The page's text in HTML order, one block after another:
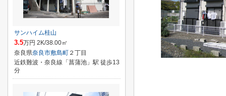
サンハイム桂山
3.5万円 2K/38.00㎡
奈良県奈良市敷島町 ２丁目
近鉄難波・奈良線「菖蒲池」駅 徒歩13
分